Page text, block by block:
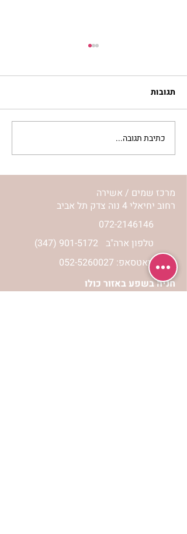
לחיות את המסע שלי | נורית
אילון הירש
תגובות
כתיבת תגובה...
מרכז שמים / אשירה
רחוב יחיאלי 4 נוה צדק תל אביב
072-2146146
(347) 901-5172 טלפון ארה"ב
וואטסאפ: 052-5260027
חניה בשפע באזור כולו